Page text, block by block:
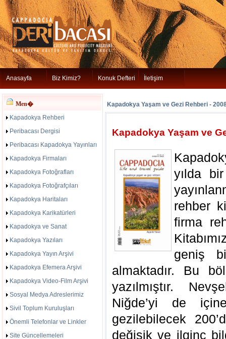
Anasayfa Biz Kimiz? Konuk Defteri İletişim
Men�
Kapadokya Rehberi
Peribacası Dergisi
Peribacası Kapadokya Yayınları
Kapadokya Firmaları
Kapadokya Fotoğrafları
Kapadokya Fotoğrafçıları
Kapadokya Haritaları
Kapadokya Karikatürleri
Kapadokya ve Sanat
Kapadokya Yazıları
Kapadokya Yayın Arşivi
Kapadokya Efemera Arşivi
Kapadokya Video-Film Arşivi
Sosyal Medya Adreslerimiz
Sivil Toplum Kuruluşları
Önemli Telefonlar ve Linkler
Site Güncellemeleri
Kapadokya Yaşam ve Gezi Rehberi -
Kapadokya Yaşam ve
yılda
rehber
firma
geniş
almaktadır. Bu
yazılmıştır.
Niğde’yi de
gezilebilecek
değişik ve ilginç